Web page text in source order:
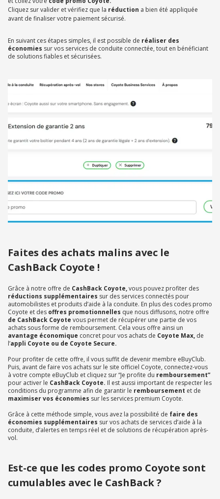
Cliquez sur valider et vérifiez que la réduction a bien été appliquée
avant de finaliser votre paiement sécurisé.
En suivant ces étapes simples, il est possible de réaliser des
économies sur vos services de conduite connectée, tout en bénéficiant
de solutions fiables et sécurisées.
Faites des achats malins avec le
CashBack Coyote !
Grâce à notre offre de CashBack Coyote,vous pouvez profiter des
réductions supplémentaires sur des services connectés pour
automobilistes et produits d’aide à la conduite. En plus des codes promo
Coyote et des offres promotionnelles que nous diffusons, notre offre
de CashBack Coyote vous permet de récupérer une partie de vos
achats sous forme de remboursement. Cela vous offre ainsi un
avantage économique concret pour vos achats de Coyote Max, de
l’appli Coyote ou de Coyote Secure.
Pour profiter de cette offre, il vous suffit de devenir membre eBuyClub.
Puis, avant de faire vos achats sur le site officiel Coyote, connectez-vous
à votre compte eBuyClub et cliquez sur “Je profite du remboursement”
pour activer le CashBack Coyote. Il est aussi important de respecter les
conditions du programme afin de garantir le remboursement et de
maximiser vos économies sur les services premium Coyote.
Grâce à cette méthode simple, vous avez la possibilité de faire des
économies supplémentaires sur vos achats de services d’aide à la
conduite, d’alertes en temps réel et de solutions de récupération après-
vol.
Est-ce que les codes promo Coyote sont
cumulables avec le CashBack ?